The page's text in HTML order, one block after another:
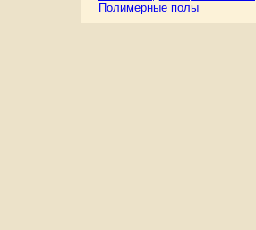
Полимерные полы